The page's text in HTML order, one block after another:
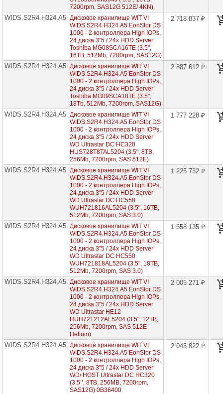
1000
-
дисков
3"5
2
контроллера
EonStor
IOPs,
24
DS
2000
Infortrend
EonStor
7200rpm, SAS12G 512E/ 4KN)
WIDS.S2R4.H324.A5 Дисковое хранилище WIT VI
WIDS.S2R4.H324.A5 EonStor DS
1000 - 2 контроллера High IOPs,
24 диска 3"5 / 24x HDD Server
Toshiba MG08SCA16TE (3.5",
16TB, 512Mb, 7200rpm, SAS12G)
2 718 837 ₽
WIDS.S2R4.H324.A5 Дисковое хранилище WIT VI
WIDS.S2R4.H324.A5 EonStor DS
1000 - 2 контроллера High IOPs,
24 диска 3"5 / 24x HDD Server
Toshiba MG09SCA18TE (3.5",
18Tb, 512Mb, 7200rpm, SAS12G)
2 887 612 ₽
WIDS.S2R4.H324.A5 Дисковое хранилище WIT VI
WIDS.S2R4.H324.A5 EonStor DS
1000 - 2 контроллера High IOPs,
24 диска 3"5 / 24x HDD Server
WD Ultrastar DC HC320
HUS728T8TAL5204 (3.5", 8TB,
256Mb, 7200rpm, SAS 512E)
1 777 228 ₽
WIDS.S2R4.H324.A5 Дисковое хранилище WIT VI
WIDS.S2R4.H324.A5 EonStor DS
1000 - 2 контроллера High IOPs,
24 диска 3"5 / 24x HDD Server
WD Ultrastar DC HC550
WUH721816AL5204 (3.5", 16TB,
512Mb, 7200rpm, SAS 3.0)
1 225 732 ₽
WIDS.S2R4.H324.A5 Дисковое хранилище WIT VI
WIDS.S2R4.H324.A5 EonStor DS
1000 - 2 контроллера High IOPs,
24 диска 3"5 / 24x HDD Server
WD Ultrastar DC HC550
WUH721818AL5204 (3.5", 18TB,
512Mb, 7200rpm, SAS 3.0)
1 558 135 ₽
WIDS.S2R4.H324.A5 Дисковое хранилище WIT VI
WIDS.S2R4.H324.A5 EonStor DS
1000 - 2 контроллера High IOPs,
24 диска 3"5 / 24x HDD Server
WD Ultrastar HE12
HUH721212AL5204 (3.5", 12TB,
256Mb, 7200rpm, SAS 512E
Helium)
2 005 271 ₽
WIDS.S2R4.H324.A5 Дисковое хранилище WIT VI
WIDS.S2R4.H324.A5 EonStor DS
1000 - 2 контроллера High IOPs,
24 диска 3"5 / 24x HDD Server
WD/ HGST Ultrastar DC HC320
(3.5’’, 8TB, 256MB, 7200rpm,
SAS12G) 0B36400
2 045 822 ₽